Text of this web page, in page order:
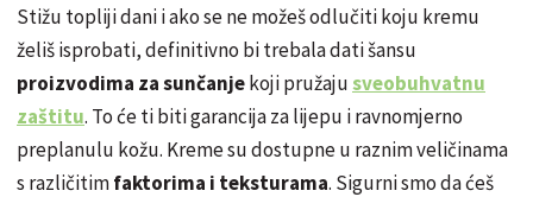
Stižu topliji dani i ako se ne možeš odlučiti koju kremu
želiš isprobati, definitivno bi trebala dati šansu
proizvodima za sunčanjekoji pružajusveobuhvatnu
zaštitu. To će ti biti garancija za lijepu i ravnomjerno
preplanulu kožu. Kreme su dostupne u raznim veličinama
s različitimfaktorima i teksturama. Sigurni smo da ćeš